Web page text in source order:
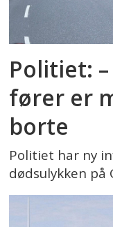
Politiet:
fører er
borte
Politiet har ny
dødsulykken på